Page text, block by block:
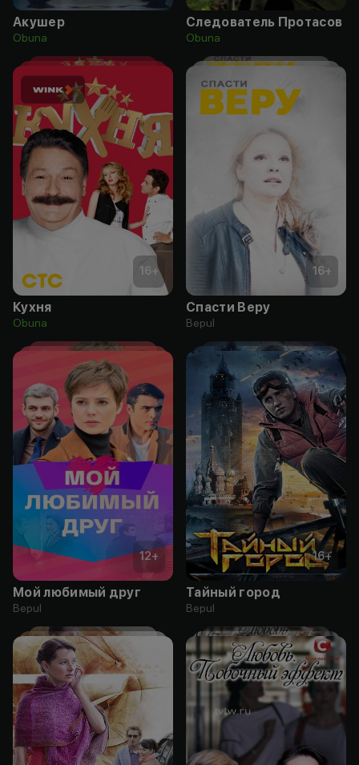
Акушер
Obuna
Следователь Протасов
Obuna
16+
Кухня
Obuna
16+
Спасти Веру
Bepul
12+
Мой любимый друг
Bepul
16+
Тайный город
Bepul